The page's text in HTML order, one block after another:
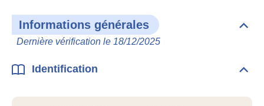
Informations générales
Dernière vérification le 18/12/2025
Identification